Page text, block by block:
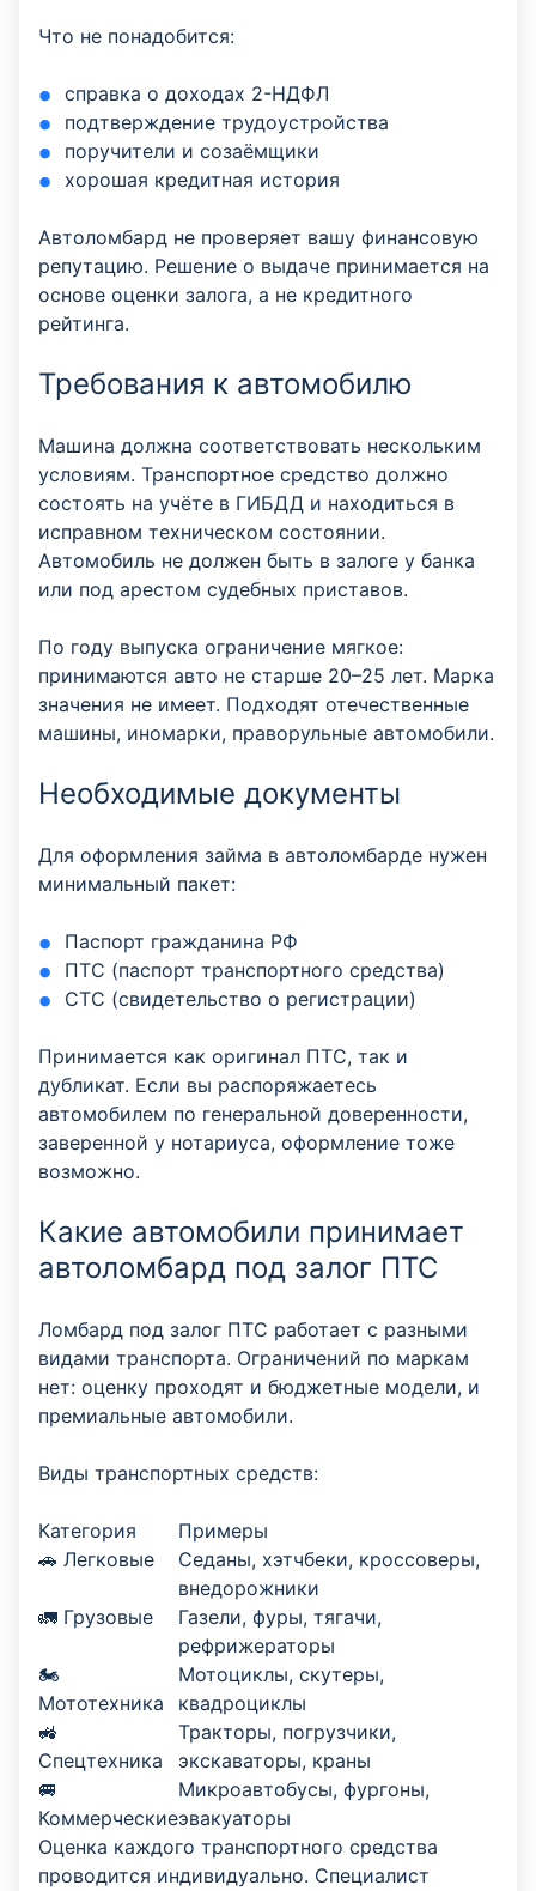
Что не понадобится:
справка о доходах 2-НДФЛ
подтверждение трудоустройства
поручители и созаёмщики
хорошая кредитная история
Автоломбард не проверяет вашу финансовую
репутацию. Решение о выдаче принимается на
основе оценки залога, а не кредитного
рейтинга.
Требования к автомобилю
Машина должна соответствовать нескольким
условиям. Транспортное средство должно
состоять на учёте в ГИБДД и находиться в
исправном техническом состоянии.
Автомобиль не должен быть в залоге у банка
или под арестом судебных приставов.
По году выпуска ограничение мягкое:
принимаются авто не старше 20–25 лет. Марка
значения не имеет. Подходят отечественные
машины, иномарки, праворульные автомобили.
Необходимые документы
Для оформления займа в автоломбарде нужен
минимальный пакет:
Паспорт гражданина РФ
ПТС (паспорт транспортного средства)
СТС (свидетельство о регистрации)
Принимается как оригинал ПТС, так и
дубликат. Если вы распоряжаетесь
автомобилем по генеральной доверенности,
заверенной у нотариуса, оформление тоже
возможно.
Какие автомобили принимает
автоломбард под залог ПТС
Ломбард под залог ПТС работает с разными
видами транспорта. Ограничений по маркам
нет: оценку проходят и бюджетные модели, и
премиальные автомобили.
Виды транспортных средств:
Категория
Примеры
🚗 Легковые
Седаны, хэтчбеки, кроссоверы,
внедорожники
🚛 Грузовые
Газели, фуры, тягачи,
рефрижераторы
🏍️
Мототехника
Мотоциклы, скутеры,
квадроциклы
🚜
Спецтехника
Тракторы, погрузчики,
экскаваторы, краны
🚐
Коммерческие
Микроавтобусы, фургоны,
эвакуаторы
Оценка каждого транспортного средства
проводится индивидуально. Специалист